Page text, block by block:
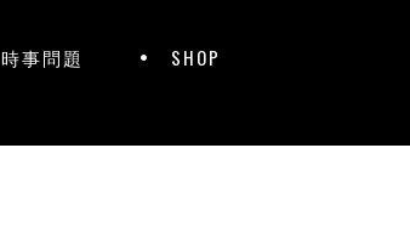
時事問題
SHOP